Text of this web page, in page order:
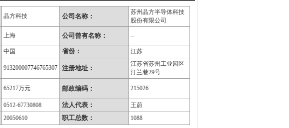
晶方科技 公司名称：
苏州晶方半导体科技
股份有限公司
上海 公司曾有名称： --
中国 省份： 江苏
913200007746765307 注册地址：
江苏省苏州工业园区
汀兰巷29号
65217万元 邮政编码： 215026
0512-67730808 法人代表： 王蔚
20050610 职工总数： 1088